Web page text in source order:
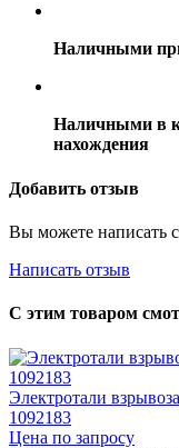
Наличными
Наличными в
нахождения
Добавить отзыв
Вы можете написать
Написать отзыв
С этим товаром
Электротали
1092183
Цена по запросу